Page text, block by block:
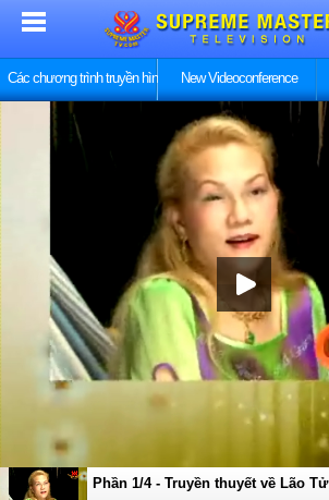
Các chương trình truyền hình New Videoconference
Phần 1/4 - Truyền thuyết về Lão Tử